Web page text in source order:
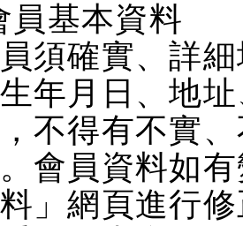
員基本資料
須確實、詳
年月日、地
不得有不實
會員資料如
」網頁進行